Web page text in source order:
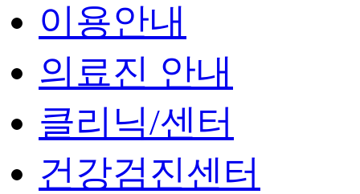
이용안내
의료진 안내
클리닉/센터
건강검진센터